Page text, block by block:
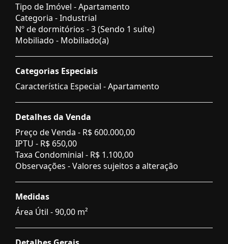
Tipo de Imóvel - Apartamento
Categoria - Industrial
Nº de dormitórios - 3 (Sendo 1 suíte)
Mobiliado - Mobiliado(a)
Categorias Especiais
Característica Especial - Apartamento
Detalhes da Venda
Preço de Venda - R$ 600.000,00
IPTU - R$ 650,00
Taxa Condominial - R$ 1.100,00
Observações - Valores sujeitos a alteração
Medidas
Área Útil - 90,00 m²